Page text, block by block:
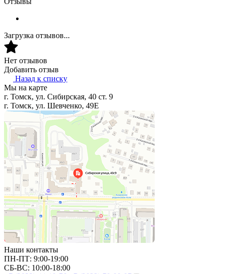
Загрузка отзывов...
Нет отзывов
Добавить отзыв
Назад к списку
Мы на карте
г. Томск, ул. Сибирская, 40 ст. 9
г. Томск, ул. Шевченко, 49Е
Наши контакты
ПН-ПТ: 9:00-19:00
СБ-ВС: 10:00-18:00